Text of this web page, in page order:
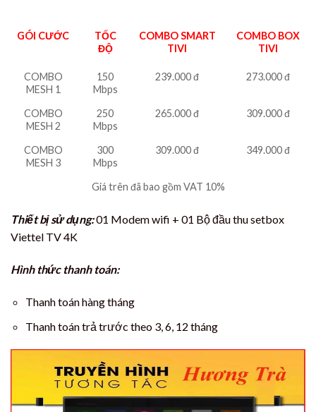
GÓI CƯỚC
TỐC
ĐỘ
COMBO SMART
TIVI
COMBO BOX
TIVI
COMBO
MESH 1
150
Mbps
239.000 đ 273.000 đ
COMBO
MESH 2
250
Mbps
265.000 đ 309.000 đ
COMBO
MESH 3
300
Mbps
309.000 đ 349.000 đ
Giá trên đã bao gồm VAT 10%
Thiết bị sử dụng:01 Modem wifi + 01 Bộ đầu thu setbox
Viettel TV 4K
Hình thức thanh toán:
Thanh toán hàng tháng
Thanh toán trả trước theo 3, 6, 12 tháng